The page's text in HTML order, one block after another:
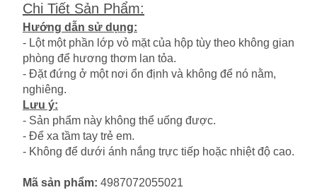
Chi Tiết Sản Phẩm:
Hướng dẫn sử dụng:
- Lột một phần lớp vỏ mặt của hộp tùy theo không gian
phòng để hương thơm lan tỏa.
- Đặt đứng ở một nơi ổn định và không để nó nằm,
nghiêng.
Lưu ý:
- Sản phẩm này không thể uống được.
- Để xa tầm tay trẻ em.
- Không để dưới ánh nắng trực tiếp hoặc nhiệt độ cao.
Mã sản phẩm: 4987072055021